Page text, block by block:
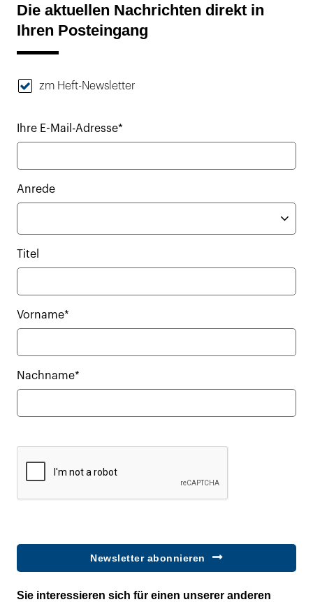
Die aktuellen Nachrichten direkt in
Ihren Posteingang
zm Heft-Newsletter
Ihre E-Mail-Adresse*
Anrede
Titel
Vorname*
Nachname*
Newsletter abonnieren
Sie interessieren sich für einen unserer anderen